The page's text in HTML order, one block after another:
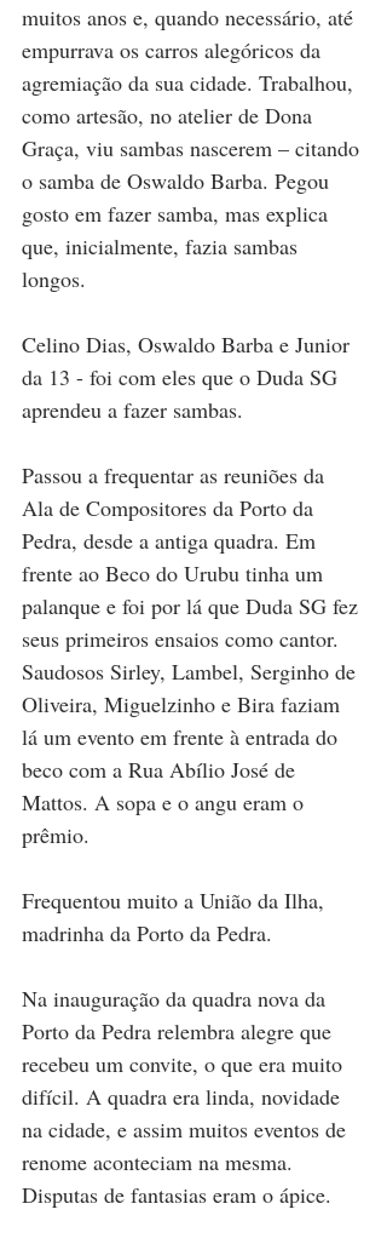
muitos anos e, quando necessário, até
empurrava os carros alegóricos da
agremiação da sua cidade. Trabalhou,
como artesão, no atelier de Dona
Graça, viu sambas nascerem – citando
o samba de Oswaldo Barba. Pegou
gosto em fazer samba, mas explica
que, inicialmente, fazia sambas
longos.
Celino Dias, Oswaldo Barba e Junior
da 13 - foi com eles que o Duda SG
aprendeu a fazer sambas.
Passou a frequentar as reuniões da
Ala de Compositores da Porto da
Pedra, desde a antiga quadra. Em
frente ao Beco do Urubu tinha um
palanque e foi por lá que Duda SG fez
seus primeiros ensaios como cantor.
Saudosos Sirley, Lambel, Serginho de
Oliveira, Miguelzinho e Bira faziam
lá um evento em frente à entrada do
beco com a Rua Abílio José de
Mattos. A sopa e o angu eram o
prêmio.
Frequentou muito a União da Ilha,
madrinha da Porto da Pedra.
Na inauguração da quadra nova da
Porto da Pedra relembra alegre que
recebeu um convite, o que era muito
difícil. A quadra era linda, novidade
na cidade, e assim muitos eventos de
renome aconteciam na mesma.
Disputas de fantasias eram o ápice.